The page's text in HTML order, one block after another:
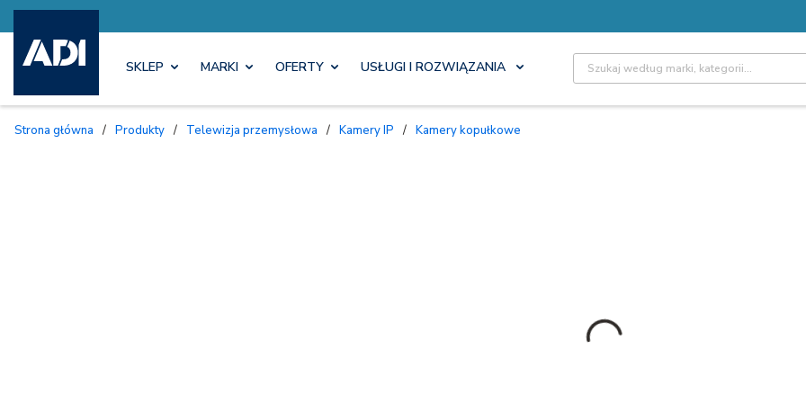
SKLEP MARKI OFERTY USŁUGI I ROZWIĄZANIA Site Search
Strona główna / Produkty / Telewizja przemysłowa / Kamery IP / Kamery kopułkowe